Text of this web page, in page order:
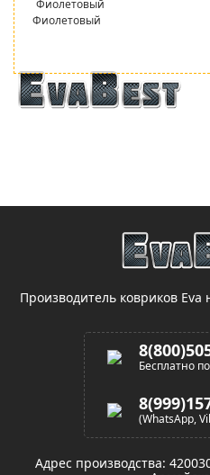
Фиолетовый
Производитель ковриков
Бесплатно
(WhatsApp,
Адрес производства: